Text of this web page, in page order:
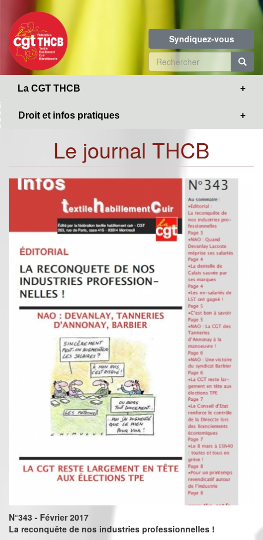
contenu
principal
Syndiquez-vous
Formulaire
de
La CGT THCB
Droit et infos pratiques
Le journal THCB
N°343 - Février 2017
La reconquête de nos industries professionnelles !